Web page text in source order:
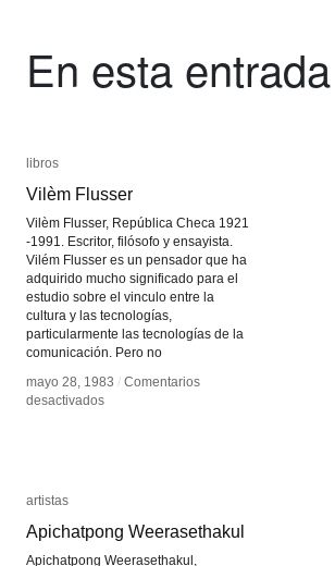
En esta entrada
libros
Vilèm Flusser
Vilèm Flusser, República Checa 1921
-1991. Escritor, filósofo y ensayista.
Vilém Flusser es un pensador que ha
adquirido mucho significado para el
estudio sobre el vinculo entre la
cultura y las tecnologías,
particularmente las tecnologías de la
comunicación. Pero no
mayo 28, 1983 / Comentarios
desactivadosen
libros
Vilèm Flusser
mayo 28, 1983 / Comentarios
desactivadosen
artistas
Apichatpong Weerasethakul
Apichatpong Weerasethakul,
artistas
Apichatpong Weerasethakul